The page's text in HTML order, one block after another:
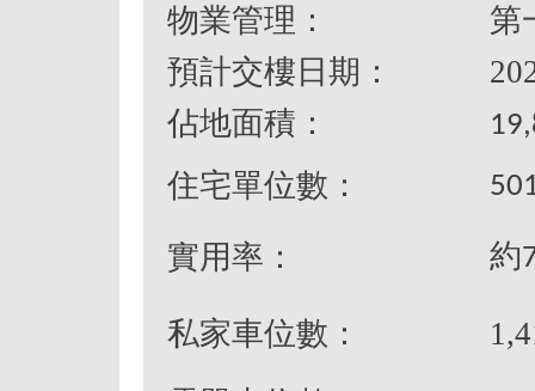
物業管理：
第
預計交樓日期：
佔地面積 ：
住宅單位數：
實用率 ： 約
私家車位數：